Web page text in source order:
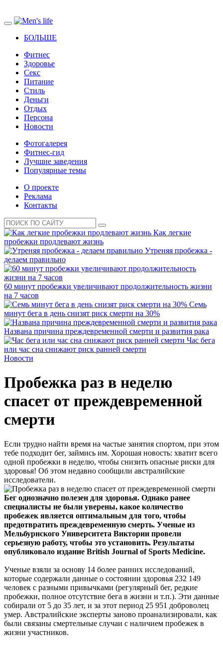
БОЛЬШЕ
Фитнес
Здоровье
Секс
Питание
Стиль
Деньги
Отдых
Персона
Новости
Фотогалерея
Фитнес-гид
Лучшие заведения
Популярные темы
О проекте
Реклама
Контакты
Как легкие
пробежки продлевают жизнь
Утреняя пробежка -
делаем правильно
60 минут пробежки увеличивают продолжительность жизни
на 7 часов
Семь
минут бега в день снизят риск смерти на 30%
Названа причина преждевременной смерти и развития рака
Час бега
или час сна снижают риск ранней смерти
Новости
Пробежка раз в неделю
спасет от преждевременной
смерти
Если трудно найти время на частые занятия спортом, при этом
тебе подходит бег, займись им. Хорошая новость: хватит всего
одной пробежки в неделю, чтобы снизить опасные риски для
здоровья! Об этом недавно сообщили австралийские
исследователи.
Бег однозначно полезен для здоровья. Однако ранее
специалисты не были уверены, какое количество
пробежек является оптимальным для того, чтобы
предотвратить преждевременную смерть. Ученые из
Мельбурнского Университета Виктории провели
серьезную работу, чтобы это установить. Результаты
опубликовало издание British Journal of Sports Medicine.
Ученые взяли за основу 14 более ранних исследований,
которые содержали данные о состоянии здоровья 232 149
человек с разными привычками (регулярный бег, редкие
пробежки, полное отсутствие бега в жизни и т.п.). Эти данные
собирали от 5 до 35 лет, и за этот период 25 951 доброволец
умер. Австралийские эксперты заново проанализировали, как
были связаны смертельные случаи с наличием пробежек в
жизни участников.